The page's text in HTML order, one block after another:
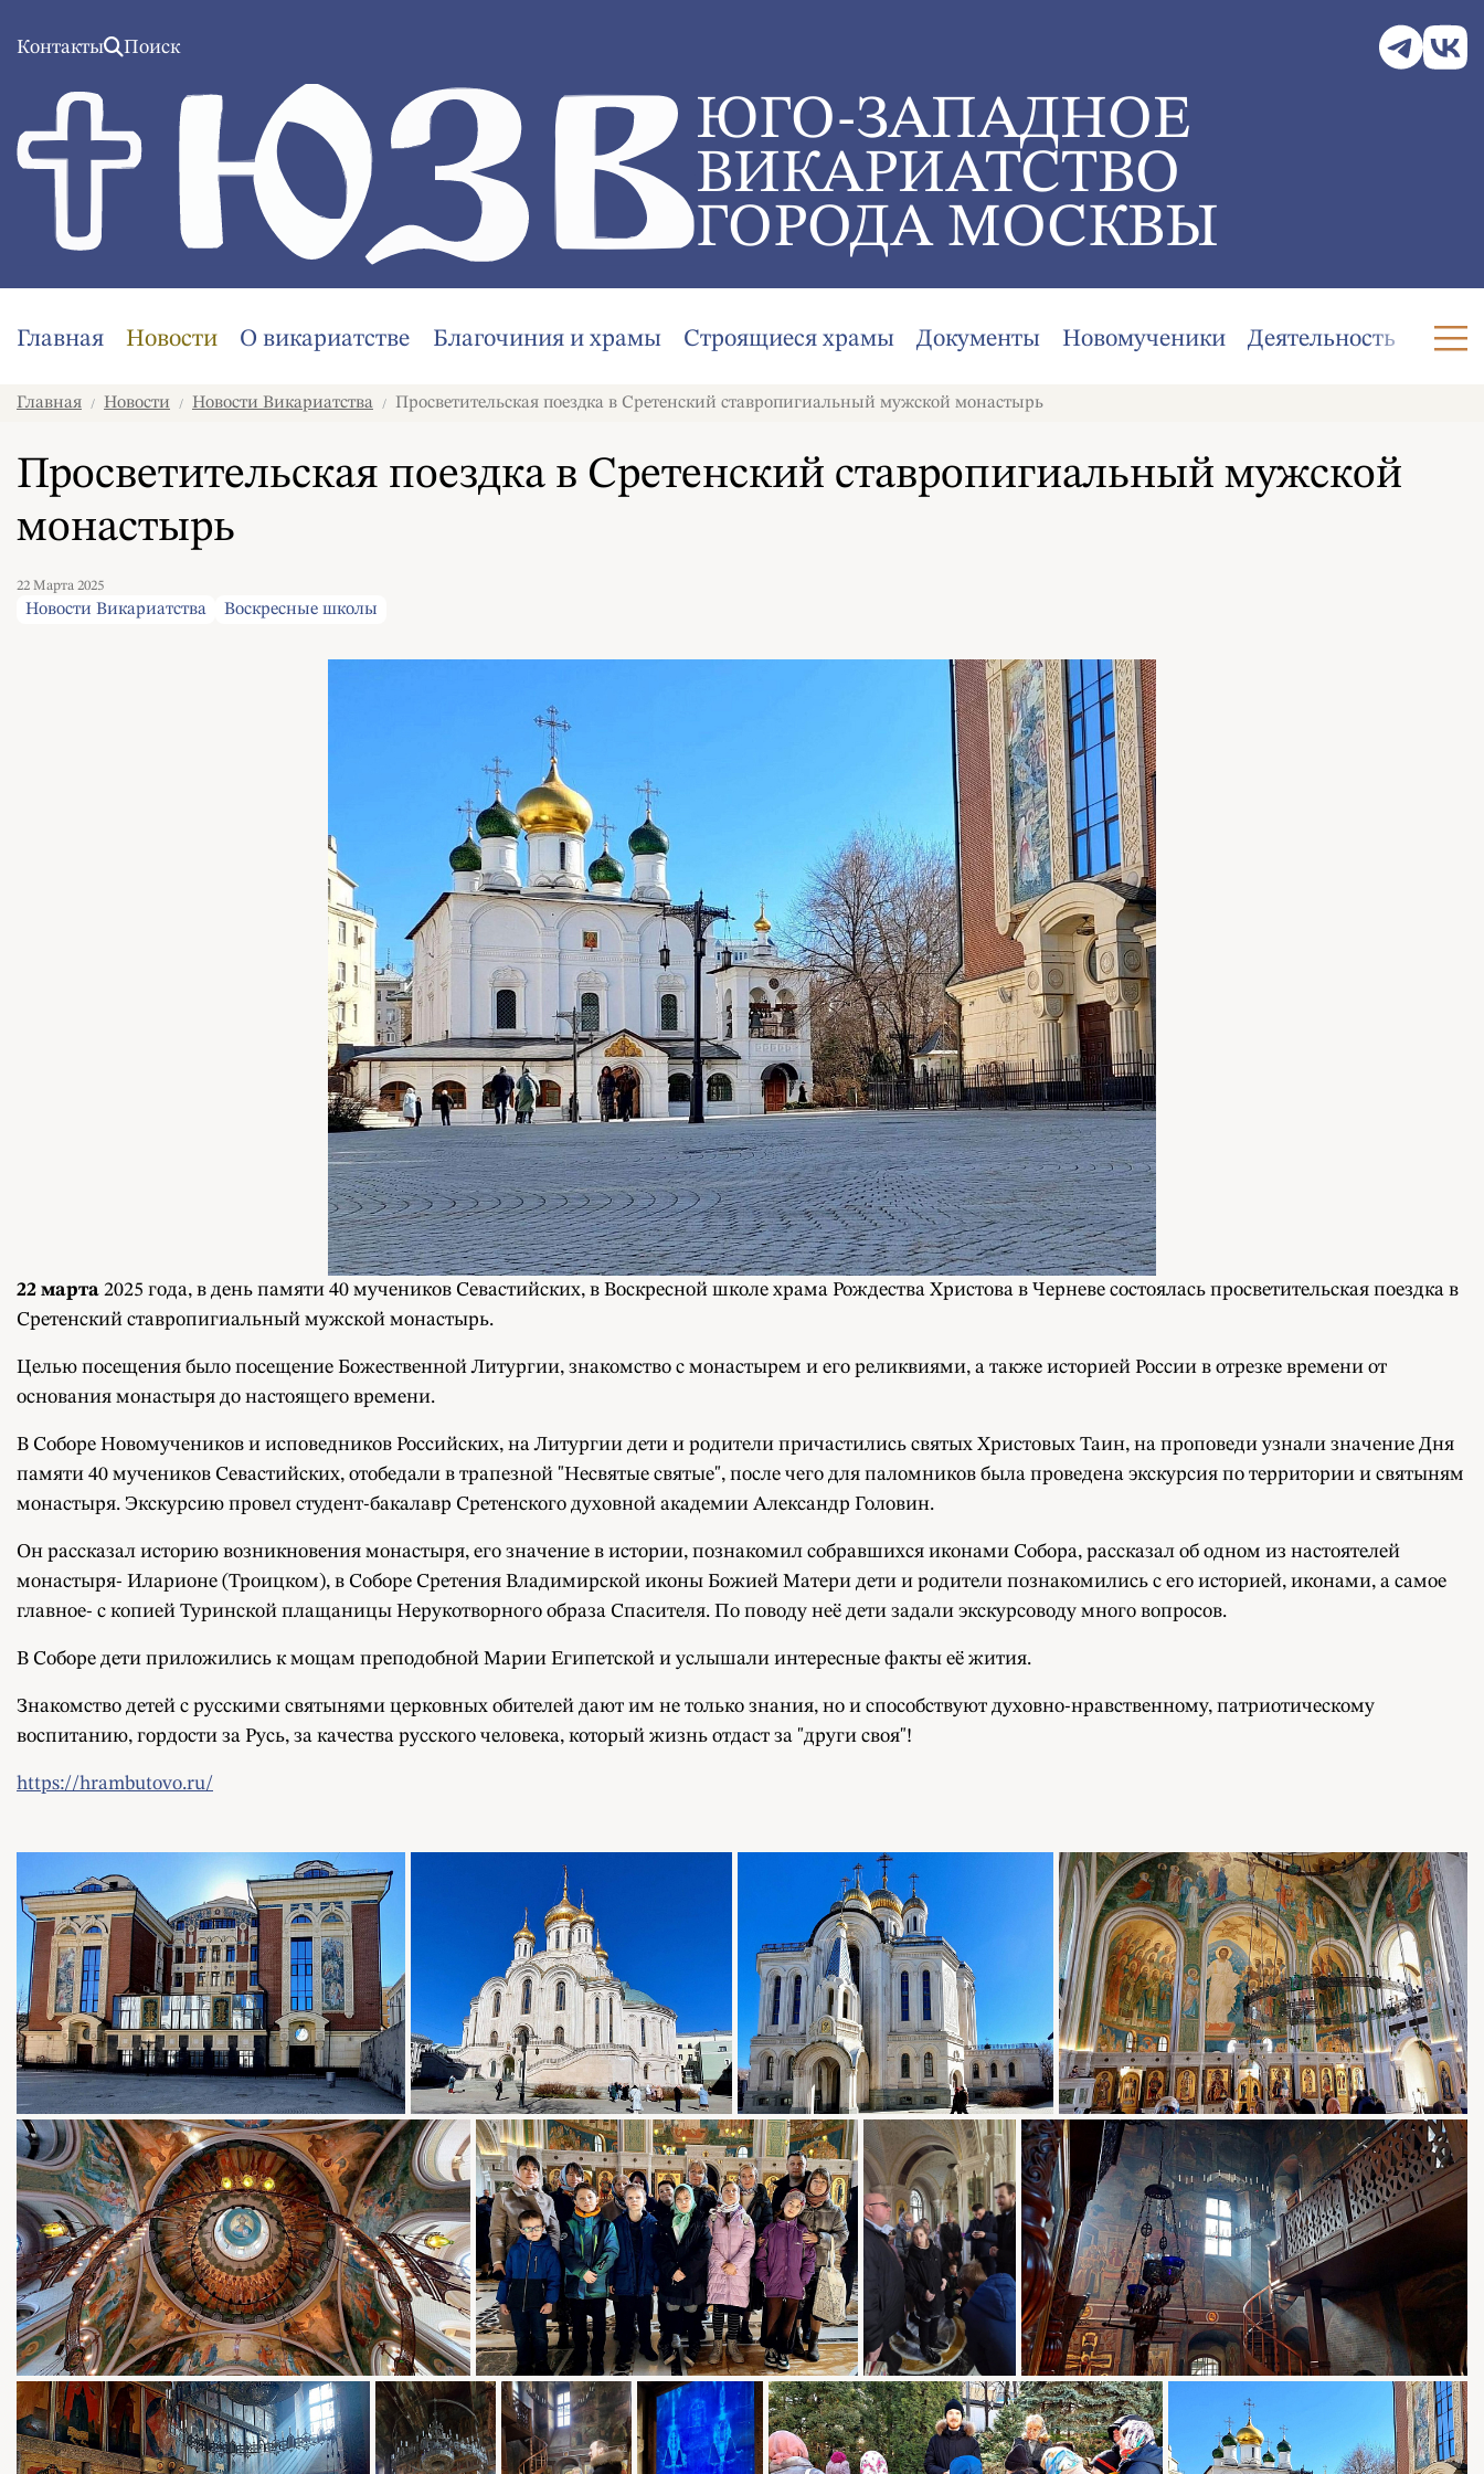
Контакты Поиск
ЮГО-ЗАПАДНОЕ
ВИКАРИАТСТВО
ГОРОДА МОСКВЫ
Главная Новости О викариатстве Благочиния и храмы Строящиеся храмы Документы Новомученики Деятельность
Главная / Новости / Новости Викариатства / Просветительская поездка в Сретенский ставропигиальный мужской монастырь
Просветительская поездка в Сретенский ставропигиальный мужской
монастырь
22 Марта 2025
Новости Викариатства Воскресные школы
22 марта 2025 года, в день памяти 40 мучеников Севастийских, в Воскресной школе храма Рождества Христова в Черневе состоялась просветительская поездка в
Сретенский ставропигиальный мужской монастырь.
Целью посещения было посещение Божественной Литургии, знакомство с монастырем и его реликвиями, а также историей России в отрезке времени от
основания монастыря до настоящего времени.
В Соборе Новомучеников и исповедников Российских, на Литургии дети и родители причастились святых Христовых Таин, на проповеди узнали значение Дня
памяти 40 мучеников Севастийских, отобедали в трапезной "Несвятые святые", после чего для паломников была проведена экскурсия по территории и святыням
монастыря. Экскурсию провел студент-бакалавр Сретенского духовной академии Александр Головин.
Он рассказал историю возникновения монастыря, его значение в истории, познакомил собравшихся иконами Собора, рассказал об одном из настоятелей
монастыря- Иларионе (Троицком), в Соборе Сретения Владимирской иконы Божией Матери дети и родители познакомились с его историей, иконами, а самое
главное- с копией Туринской плащаницы Нерукотворного образа Спасителя. По поводу неё дети задали экскурсоводу много вопросов.
В Соборе дети приложились к мощам преподобной Марии Египетской и услышали интересные факты её жития.
Знакомство детей с русскими святынями церковных обителей дают им не только знания, но и способствуют духовно-нравственному, патриотическому
воспитанию, гордости за Русь, за качества русского человека, который жизнь отдаст за "други своя"!
https://hrambutovo.ru/